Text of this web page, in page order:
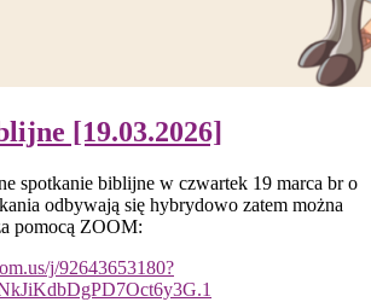
[19.03.2026]
spotkanie biblijne w czwartek 19 marca br o
odbywają się hybrydowo zatem można
pomocą ZOOM:
j/92643653180?